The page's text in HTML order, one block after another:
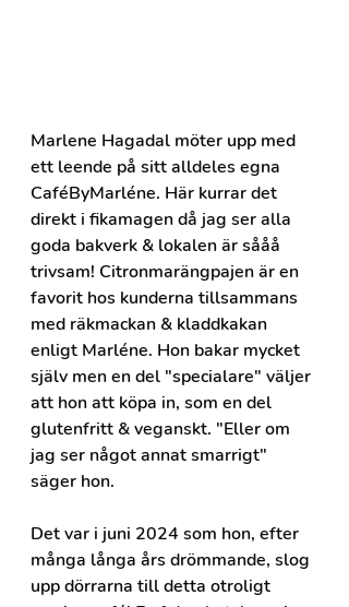
Marlene Hagadal möter upp med
ett leende på sitt alldeles egna
CaféByMarléne. Här kurrar det
direkt i fikamagen då jag ser alla
goda bakverk & lokalen är sååå
trivsam! Citronmarängpajen är en
favorit hos kunderna tillsammans
med räkmackan & kladdkakan
enligt Marléne. Hon bakar mycket
själv men en del "specialare" väljer
att hon att köpa in, som en del
glutenfritt & veganskt. "Eller om
jag ser något annat smarrigt"
säger hon.
Det var i juni 2024 som hon, efter
många långa års drömmande, slog
upp dörrarna till detta otroligt